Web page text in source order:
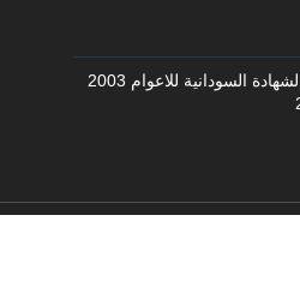
امتحانات الشهادة السودانية للاعوام 2003